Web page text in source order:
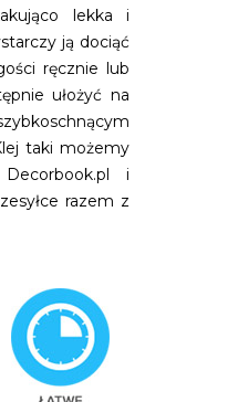
lekka i
ją dociąć
ręcznie lub
ułożyć na
taki możemy
i
razem z